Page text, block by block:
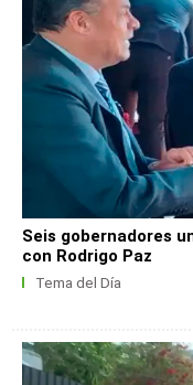
Seis gobernadores
con Rodrigo Paz
Tema del Día